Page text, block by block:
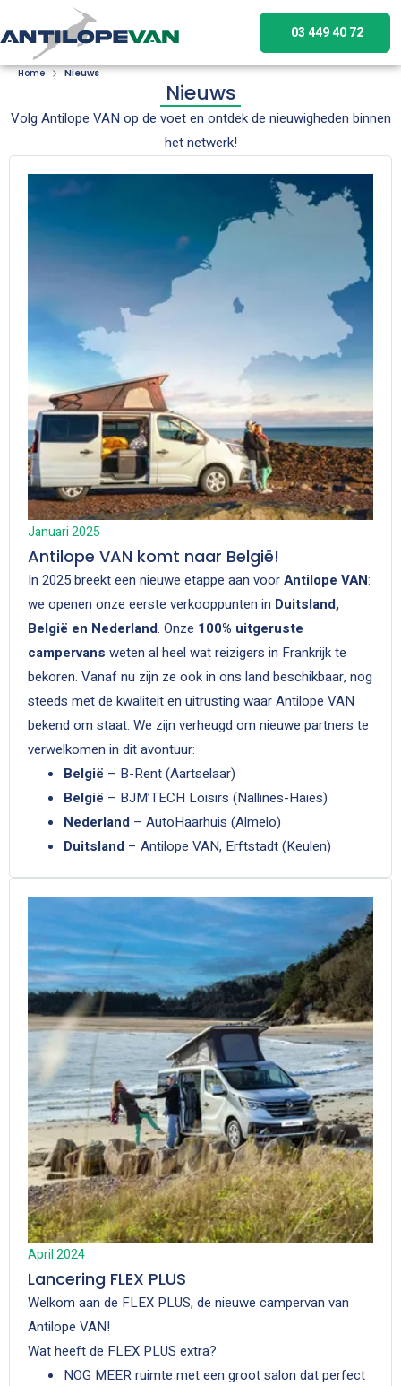
03 449 40 72
Home Nieuws
Nieuws
Volg Antilope VAN op de voet en ontdek de nieuwigheden binnen
het netwerk!
Januari 2025
Antilope VAN komt naar België!
In 2025 breekt een nieuwe etappe aan voorAntilope VAN:
we openen onze eerste verkooppunten in Duitsland,
België en Nederland. Onze 100% uitgeruste
campervans weten al heel wat reizigers in Frankrijk te
bekoren. Vanaf nu zijn ze ook in ons land beschikbaar, nog
steeds met de kwaliteit en uitrusting waar Antilope VAN
bekend om staat. We zijn verheugd om nieuwe partners te
verwelkomen in dit avontuur:
België – B-Rent (Aartselaar)
België – BJM’TECH Loisirs (Nallines-Haies)
Nederland – AutoHaarhuis (Almelo)
Duitsland – Antilope VAN, Erftstadt (Keulen)
April 2024
Lancering FLEX PLUS
Welkom aan de FLEX PLUS, de nieuwe campervan van
Antilope VAN!
Wat heeft de FLEX PLUS extra?
NOG MEER ruimte met een groot salon dat perfect